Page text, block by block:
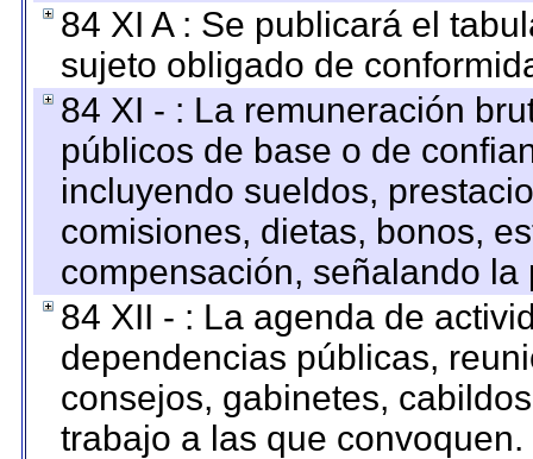
84 XI A : Se publicará el
sujeto obligado de
84 XI - : La remuneración
públicos de base o de
incluyendo sueldos,
comisiones, dietas, bonos,
compensación, señalando
84 XII - : La agenda de
dependencias públicas,
consejos, gabinetes,
trabajo a las que convoquen.